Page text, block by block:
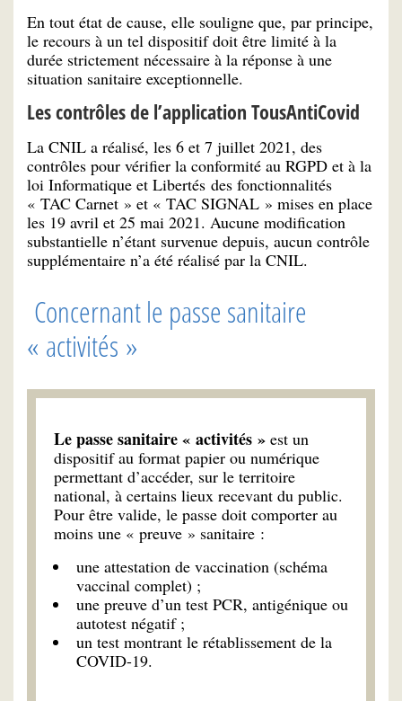
En tout état de cause, elle souligne que, par principe,
le recours à un tel dispositif doit être limité à la
durée strictement nécessaire à la réponse à une
situation sanitaire exceptionnelle.
Les contrôles de l’application TousAntiCovid
La CNIL a réalisé, les 6 et 7 juillet 2021, des
contrôles pour vérifier la conformité au RGPD et à la
loi Informatique et Libertés des fonctionnalités
« TAC Carnet » et « TAC SIGNAL » mises en place
les 19 avril et 25 mai 2021. Aucune modification
substantielle n’étant survenue depuis, aucun contrôle
supplémentaire n’a été réalisé par la CNIL.
Concernant le passe sanitaire
« activités »
Le passe sanitaire « activités » est un
dispositif au format papier ou numérique
permettant d’accéder, sur le territoire
national, à certains lieux recevant du public.
Pour être valide, le passe doit comporter au
moins une « preuve » sanitaire :
une attestation de vaccination (schéma
vaccinal complet) ;
une preuve d’un test PCR, antigénique ou
autotest négatif ;
un test montrant le rétablissement de la
COVID-19.